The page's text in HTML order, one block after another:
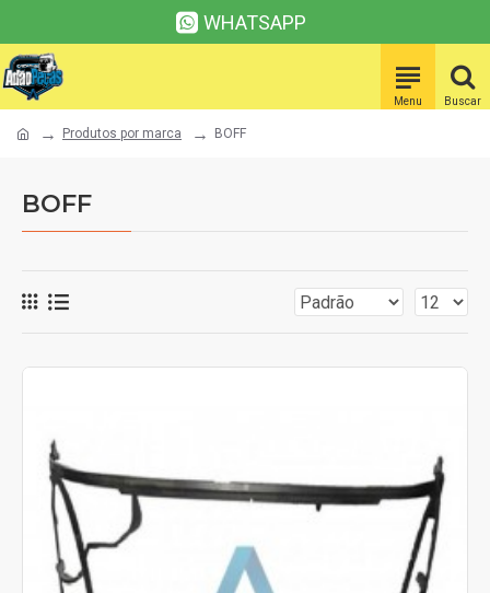
WHATSAPP
Produtos por marca BOFF
BOFF